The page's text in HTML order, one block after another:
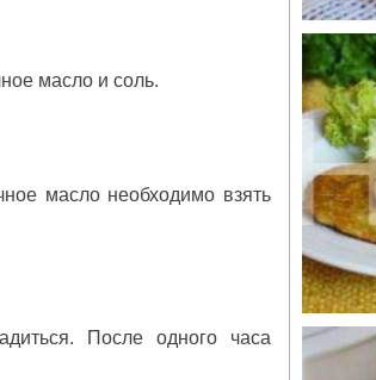
масло и соль.
масло необходимо взять
После одного часа